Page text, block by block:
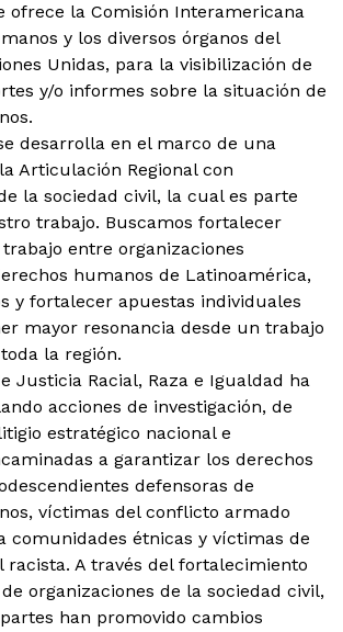
ofrece la Comisión Interamericana
y los diversos órganos del
Unidas, para la visibilización de
y/o informes sobre la situación de
desarrolla en el marco de una
Articulación Regional con
la sociedad civil, la cual es parte
trabajo. Buscamos fortalecer
entre organizaciones
humanos de Latinoamérica,
y fortalecer apuestas individuales
mayor resonancia desde un trabajo
la región.
Justicia Racial, Raza e Igualdad ha
acciones de investigación, de
estratégico nacional e
a garantizar los derechos
defensoras de
víctimas del conflicto armado
comunidades étnicas y víctimas de
racista. A través del fortalecimiento
organizaciones de la sociedad civil,
han promovido cambios